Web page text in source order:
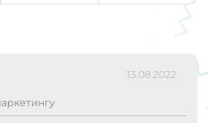
13.08.2022